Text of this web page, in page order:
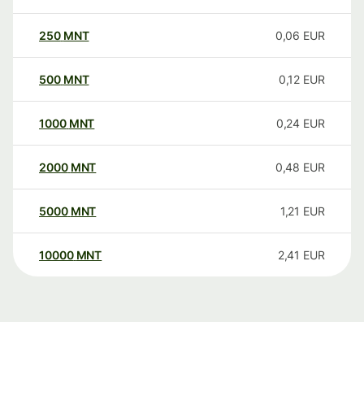
250 MNT 0,06 EUR
500 MNT 0,12 EUR
1000 MNT 0,24 EUR
2000 MNT 0,48 EUR
5000 MNT 1,21 EUR
10000 MNT 2,41 EUR